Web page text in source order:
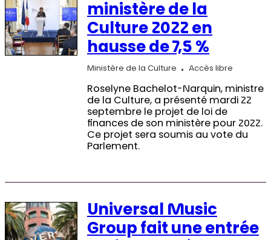
ministère de la
Culture 2022 en
hausse de 7,5 %
Ministère de la Culture Accès libre
Roselyne Bachelot-Narquin, ministre
de la Culture, a présenté mardi 22
septembre le projet de loi de
finances de son ministère pour 2022.
Ce projet sera soumis au vote du
Parlement.
Universal Music
Group fait une entrée